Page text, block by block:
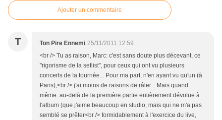
Ajouter un commentaire
T Ton Pire Ennemi 25/11/2011 12:59
<br /> Tu as raison, Marc: c'est sans doute plus décevant, ce
"rigorisme de la setlist", pour ceux qui ont vu plusieurs
concerts de la tournée... Pour ma part, n'en ayant vu qu'un (à
Paris),<br /> j'ai moins de raisons de râler... Mais quand
même: au-delà de la première partie entièrement dévolue à
l'album (que j'aime beaucoup en studio, mais qui ne m'a pas
semblé se prêter<br /> formidablement à l'exercice du live,